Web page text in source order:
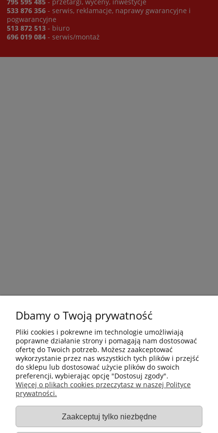
533 876 356 - serwis, reklamacje, naprawy gwarancyjne i
pogwarancyjne
513 872 513 - biuro
696 019 084 - serwis/montaż
Płatności i dostawa
Gastro-Pol
Dbamy o Twoją prywatność
Pliki cookies i pokrewne im technologie umożliwiają
poprawne działanie strony i pomagają nam dostosować
ofertę do Twoich potrzeb. Możesz zaakceptować
wykorzystanie przez nas wszystkich tych plików i przejść
do sklepu lub dostosować użycie plików do swoich
preferencji, wybierając opcję "Dostosuj zgody".
Więcej o plikach cookies przeczytasz w naszej Polityce
prywatności.
Zaakceptuj tylko niezbędne